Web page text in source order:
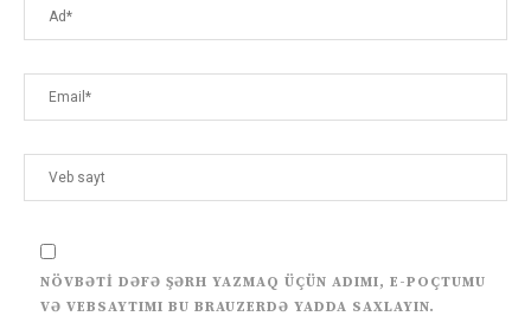
NÖVBƏTI DƏFƏ ŞƏRH YAZMAQ ÜÇÜN ADIMI, E-POÇTUMU
VƏ VEBSAYTIMI BU BRAUZERDƏ YADDA SAXLAYIN.